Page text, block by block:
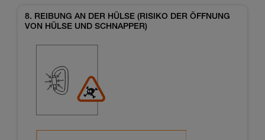
8. REIBUNG AN DER HÜLSE (RISIKO DER ÖFFNUNG
VON HÜLSE UND SCHNAPPER)